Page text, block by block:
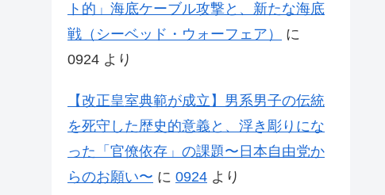
ト的」海底ケーブル攻撃と、新たな海底
戦（シーベッド・ウォーフェア）
に
0924 より
【改正皇室典範が成立】男系男子の伝統
を死守した歴史的意義と、浮き彫りにな
った「官僚依存」の課題〜日本自由党か
らのお願い〜 に 0924 より